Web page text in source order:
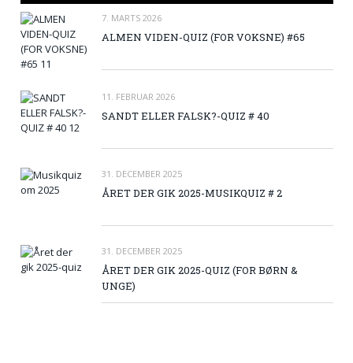
7. MARTS 2026
ALMEN VIDEN-QUIZ (FOR VOKSNE) #65
11. FEBRUAR 2026
SANDT ELLER FALSK?-QUIZ # 40
31. DECEMBER 2025
ÅRET DER GIK 2025-MUSIKQUIZ # 2
31. DECEMBER 2025
ÅRET DER GIK 2025-QUIZ (FOR BØRN &
UNGE)